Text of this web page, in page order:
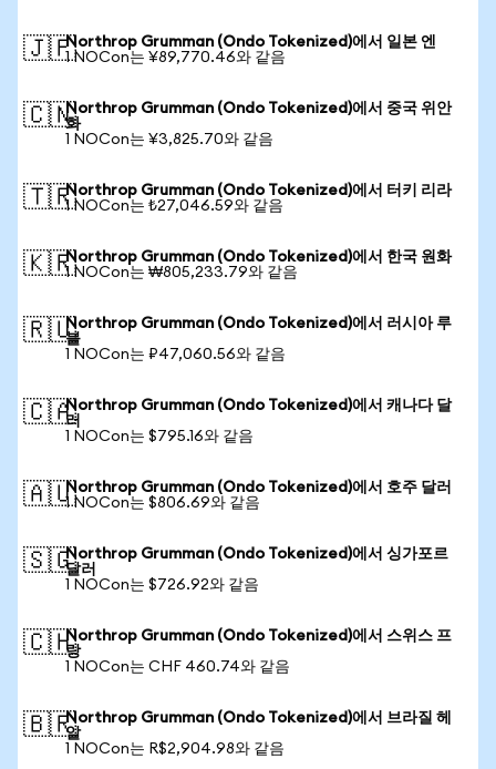
🇯🇵Northrop Grumman (Ondo Tokenized)에서 일본 엔
1 NOCon는 ¥89,770.46와 같음
🇨🇳Northrop Grumman (Ondo Tokenized)에서 중국 위안
화
1 NOCon는 ¥3,825.70와 같음
🇹🇷Northrop Grumman (Ondo Tokenized)에서 터키 리라
1 NOCon는 ₺27,046.59와 같음
🇰🇷Northrop Grumman (Ondo Tokenized)에서 한국 원화
1 NOCon는 ₩805,233.79와 같음
🇷🇺Northrop Grumman (Ondo Tokenized)에서 러시아 루
블
1 NOCon는 ₽47,060.56와 같음
🇨🇦Northrop Grumman (Ondo Tokenized)에서 캐나다 달
러
1 NOCon는 $795.16와 같음
🇦🇺Northrop Grumman (Ondo Tokenized)에서 호주 달러
1 NOCon는 $806.69와 같음
🇸🇬Northrop Grumman (Ondo Tokenized)에서 싱가포르
달러
1 NOCon는 $726.92와 같음
🇨🇭Northrop Grumman (Ondo Tokenized)에서 스위스 프
랑
1 NOCon는 CHF 460.74와 같음
🇧🇷Northrop Grumman (Ondo Tokenized)에서 브라질 헤
알
1 NOCon는 R$2,904.98와 같음